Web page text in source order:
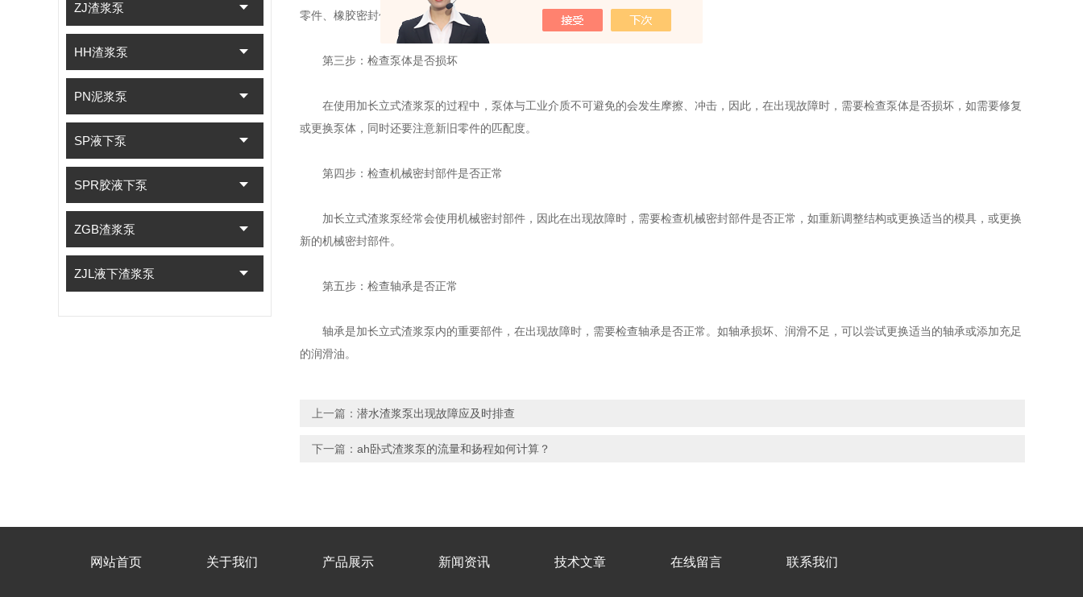
ZJ渣浆泵
HH渣浆泵
PN泥浆泵
SP液下泵
SPR胶液下泵
ZGB渣浆泵
ZJL液下渣浆泵
零件、橡胶密封件等密封部件，或者是清理管道内积物、异物等。
第三步：检查泵体是否损坏
在使用加长立式渣浆泵的过程中，泵体与工业介质不可避免的会发生摩擦、冲击，因此，在出现故障时，需要检查泵体是否损坏，如需要修复
或更换泵体，同时还要注意新旧零件的匹配度。
第四步：检查机械密封部件是否正常
加长立式渣浆泵经常会使用机械密封部件，因此在出现故障时，需要检查机械密封部件是否正常，如重新调整结构或更换适当的模具，或更换
新的机械密封部件。
第五步：检查轴承是否正常
轴承是加长立式渣浆泵内的重要部件，在出现故障时，需要检查轴承是否正常。如轴承损坏、润滑不足，可以尝试更换适当的轴承或添加充足
的润滑油。
上一篇： 潜水渣浆泵出现故障应及时排查
下一篇： ah卧式渣浆泵的流量和扬程如何计算？
网站首页 关于我们 产品展示 新闻资讯 技术文章 在线留言 联系我们